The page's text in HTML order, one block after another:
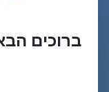
ברוכים